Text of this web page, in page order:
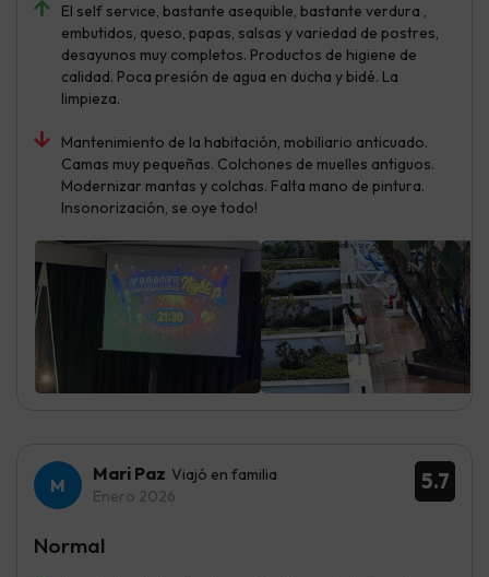
El self service, bastante asequible, bastante verdura ,
embutidos, queso, papas, salsas y variedad de postres,
desayunos muy completos. Productos de higiene de
calidad. Poca presión de agua en ducha y bidé. La
limpieza.
Mantenimiento de la habitación, mobiliario anticuado.
Camas muy pequeñas. Colchones de muelles antiguos.
Modernizar mantas y colchas. Falta mano de pintura.
Insonorización, se oye todo!
5.7
Mari Paz Viajó en familia
Enero 2026
Normal